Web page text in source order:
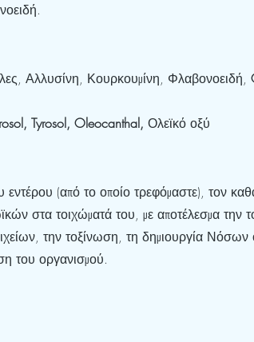
Αλλυσίνη, Κουρκουμίνη, Φλαβονοειδή,
Tyrosol, Oleocanthal, Ολεϊκό οξύ
εντέρου (από το οποίο τρεφόμαστε), τον
στα τοιχώματά του, με αποτέλεσμα την
την τοξίνωση, τη δημιουργία
του οργανισμού.